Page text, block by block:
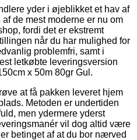
yder i øjeblikket et hav af
de mest moderne er nu om
fordi det er ekstremt
når du har mulighed for
problemfri, samt i
letkøbte leveringsversion
x 50m 80gr Gul.
at få pakken leveret hjem
Metoden er undertiden
men ydermere yderst
vil dog altid være
betinget af at du bor nærved